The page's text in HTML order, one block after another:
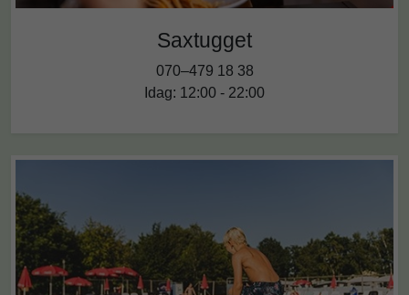
Saxtugget
070–479 18 38
Idag: 12:00 - 22:00